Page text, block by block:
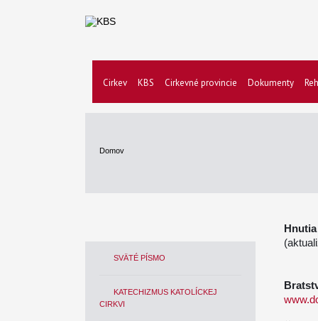
Cirkev KBS Cirkevné provincie Dokumenty
Domov
SVÄTÉ PÍSMO
KATECHIZMUS KATOLÍCKEJ
CIRKVI